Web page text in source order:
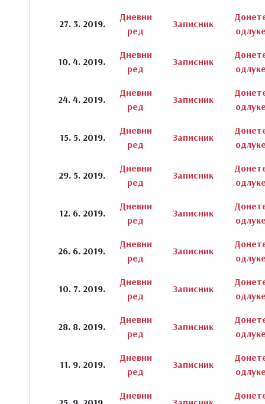
27. 3. 2019.
Дневни
ред
Записник
10. 4. 2019.
Дневни
ред
Записник
24. 4. 2019.
Дневни
ред
Записник
15. 5. 2019.
Дневни
ред
Записник
29. 5. 2019.
Дневни
ред
Записник
12. 6. 2019.
Дневни
ред
Записник
26. 6. 2019.
Дневни
ред
Записник
10. 7. 2019.
Дневни
ред
Записник
28. 8. 2019.
Дневни
ред
Записник
11. 9. 2019.
Дневни
ред
Записник
Дневни